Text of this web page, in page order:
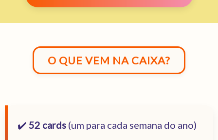
O QUE VEM NA CAIXA?
✔️ 52 cards (um para cada semana do ano)